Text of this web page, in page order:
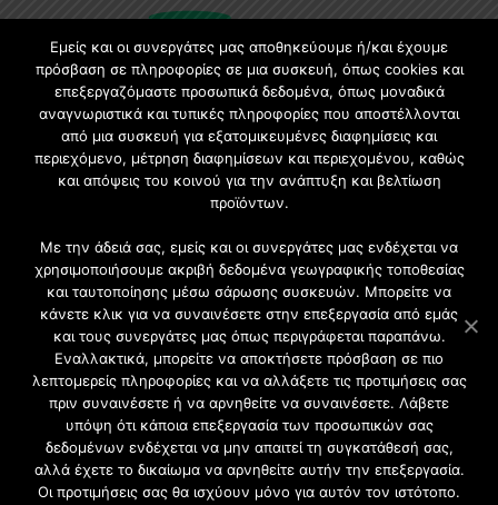
Εγγραφή στο Newsletter
Γίνετε μέλος της μεγαλύτερης διαδικτυακής κοινότητας, ειδικά
για αρχιτέκτονες, σχεδιαστές και λάτρεις της κατασκευής και
2021 CFW - All Rights Reserved
Επιχειρήσεις |
Εμείς και οι συνεργάτες μας αποθηκεύουμε ή/και έχουμε
πρόσβαση σε πληροφορίες σε μια συσκευή, όπως cookies και
επεξεργαζόμαστε προσωπικά δεδομένα, όπως μοναδικά
αναγνωριστικά και τυπικές πληροφορίες που αποστέλλονται
από μια συσκευή για εξατομικευμένες διαφημίσεις και
περιεχόμενο, μέτρηση διαφημίσεων και περιεχομένου, καθώς
και απόψεις του κοινού για την ανάπτυξη και βελτίωση
προϊόντων.
Με την άδειά σας, εμείς και οι συνεργάτες μας ενδέχεται να
χρησιμοποιήσουμε ακριβή δεδομένα γεωγραφικής τοποθεσίας
και ταυτοποίησης μέσω σάρωσης συσκευών. Μπορείτε να
κάνετε κλικ για να συναινέσετε στην επεξεργασία από εμάς
και τους συνεργάτες μας όπως περιγράφεται παραπάνω.
Εναλλακτικά, μπορείτε να αποκτήσετε πρόσβαση σε πιο
λεπτομερείς πληροφορίες και να αλλάξετε τις προτιμήσεις σας
πριν συναινέσετε ή να αρνηθείτε να συναινέσετε. Λάβετε
υπόψη ότι κάποια επεξεργασία των προσωπικών σας
δεδομένων ενδέχεται να μην απαιτεί τη συγκατάθεσή σας,
αλλά έχετε το δικαίωμα να αρνηθείτε αυτήν την επεξεργασία.
Οι προτιμήσεις σας θα ισχύουν μόνο για αυτόν τον ιστότοπο.